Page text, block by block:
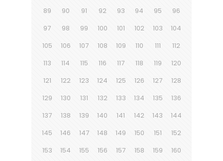
89 90 91 92 93 94 95
96
97
98 99 100 101 102 103
104
105
106 107 108 109 110 111
112
113
114 115 116 117 118 119
120
121
122 123 124 125 126 127
128
129
130 131 132 133 134 135
136
137
138 139 140 141 142 143
144
145
146 147 148 149 150 151
152
153
154 155 156 157 158 159
160